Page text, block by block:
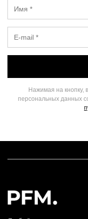
Нажимая на кнопку,
персональных данных